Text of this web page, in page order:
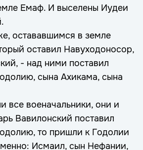
Емаф. И выселены Иудеи
остававшимся в земле
оставил Навуходоносор,
- над ними поставил
сына Ахикама, сына
все военачальники, они и
Вавилонский поставил
то пришли к Годолии
Исмаил, сын Нефании,